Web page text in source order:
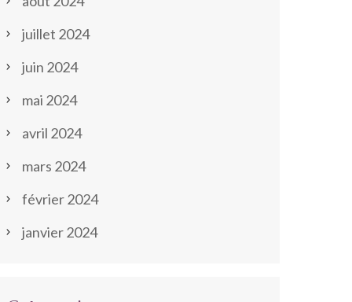
juillet 2024
juin 2024
mai 2024
avril 2024
mars 2024
février 2024
janvier 2024